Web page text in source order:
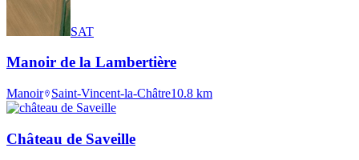
SAT
Manoir de la Lambertière
Manoir Saint-Vincent-la-Châtre10.8 km
Château de Saveille